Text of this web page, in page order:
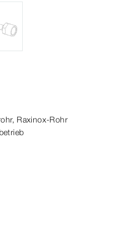
Raxinox-​Rohr